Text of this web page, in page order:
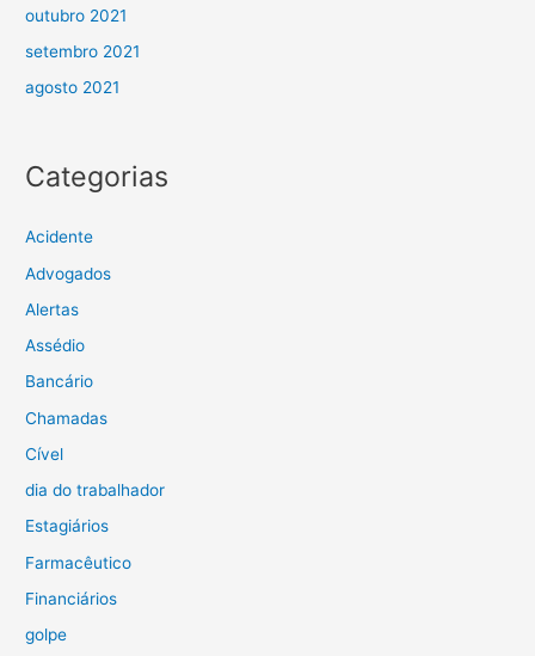
outubro 2021
setembro 2021
agosto 2021
Categorias
Acidente
Advogados
Alertas
Assédio
Bancário
Chamadas
Cível
dia do trabalhador
Estagiários
Farmacêutico
Financiários
golpe